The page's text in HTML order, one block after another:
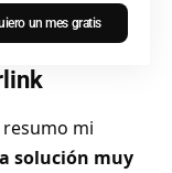
un mes gratis
mi
solución muy